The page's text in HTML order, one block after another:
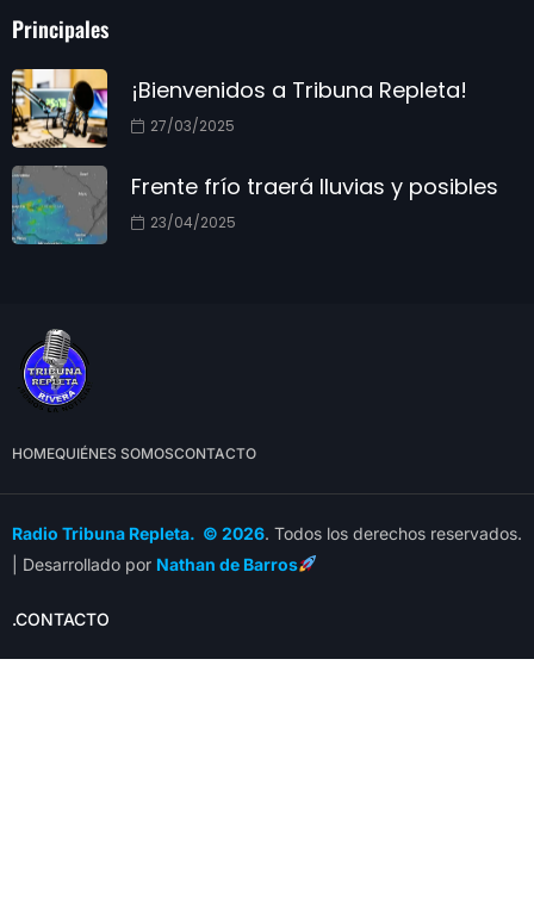
Principales
¡Bienvenidos a Tribuna Repleta!
27/03/2025
Frente frío traerá lluvias y posibles
23/04/2025
HOMEQUIÉNES SOMOSCONTACTO
Radio Tribuna Repleta. © 2026. Todos los derechos reservados.
| Desarrollado por Nathan de Barros
.CONTACTO